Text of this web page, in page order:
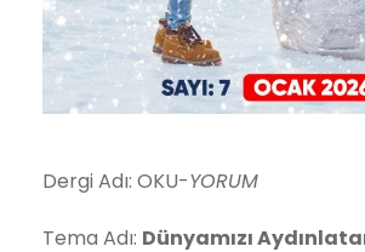
Dergi Adı: OKU-YORUM
Tema Adı: Dünyamızı